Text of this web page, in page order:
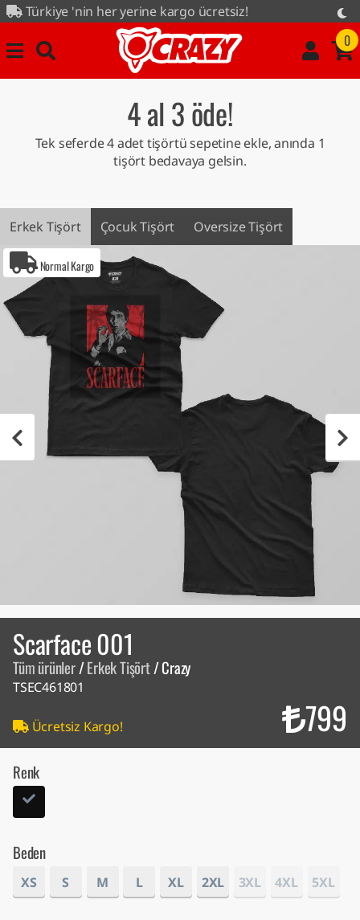
her yerine kargo ücretsiz!
kampanyası tüm ürünlerde...
0
4 al 3 öde!
Tek seferde 4 adet tişörtü sepetine ekle, anında 1
tişört bedavaya gelsin.
Erkek Tişört Çocuk Tişört Oversize Tişört
Normal Kargo
Scarface 001
Tüm ürünler/Erkek Tişört/Crazy
TSEC461801
799
Ücretsiz Kargo!
Renk
Beden
XS S M L XL 2XL 3XL 4XL 5XL